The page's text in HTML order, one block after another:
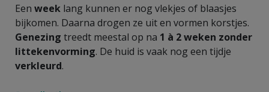
Een week lang kunnen er nog vlekjes of blaasjes
bijkomen. Daarna drogen ze uit en vormen korstjes.
Genezing treedt meestal op na 1 à 2 weken zonder
littekenvorming. De huid is vaak nog een tijdje
verkleurd.